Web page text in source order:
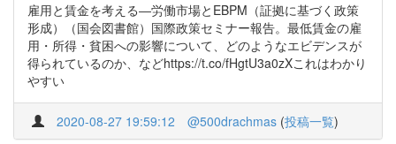
雇用と賃金を考える―労働市場とEBPM（証拠に基づく政策
形成）（国会図書館）国際政策セミナー報告。最低賃金の雇
用・所得・貧困への影響について、どのようなエビデンスが
得られているのか、などhttps://t.co/fHgtU3a0zXこれはわかり
やすい
2020-08-27 19:59:12 @500drachmas (投稿一覧)